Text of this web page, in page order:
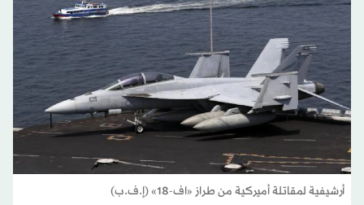
أرشيفية لمقاتلة أميركية من طراز «اف-18» (إ.ف.ب)